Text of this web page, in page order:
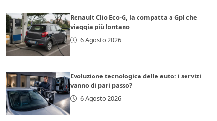
Renault Clio Eco-G, la compatta a Gpl che
viaggia più lontano
6 Agosto 2026
Evoluzione tecnologica delle auto: i servizi
vanno di pari passo?
6 Agosto 2026